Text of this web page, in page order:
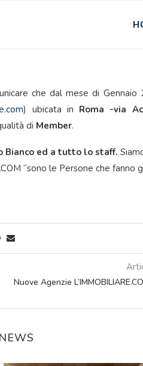
che dal mese di Gennaio
) ubicata in Roma -via
di Member.
Bianco ed a tutto lo staff.
“sono le Persone che fanno
Nuove Agenzie